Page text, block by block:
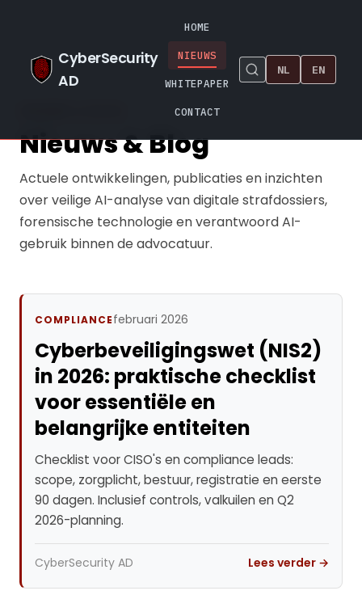
CyberSecurity
AD
HOME
NIEUWS
WHITEPAPER
CONTACT
NL EN
Nieuws & Blog
Actuele ontwikkelingen, publicaties en inzichten
over veilige AI-analyse van digitale strafdossiers,
forensische technologie en verantwoord AI-
gebruik binnen de advocatuur.
COMPLIANCEfebruari 2026
Cyberbeveiligingswet (NIS2)
in 2026: praktische checklist
voor essentiële en
belangrijke entiteiten
Checklist voor CISO's en compliance leads:
scope, zorgplicht, bestuur, registratie en eerste
90 dagen. Inclusief controls, valkuilen en Q2
2026-planning.
CyberSecurity AD Lees verder →